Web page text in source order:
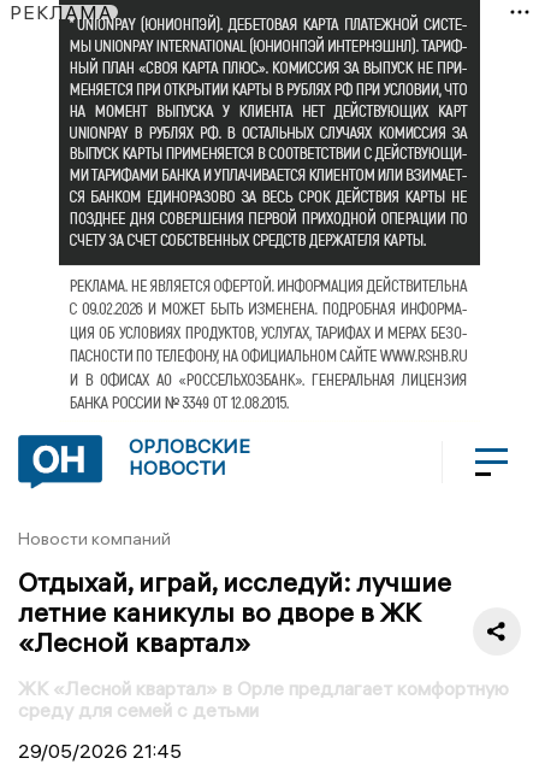
РЕКЛАМА
ОРЛОВСКИЕ
НОВОСТИ
Новости компаний
Отдыхай, играй, исследуй: лучшие
летние каникулы во дворе в ЖК
«Лесной квартал»
ЖК «Лесной квартал» в Орле предлагает комфортную
среду для семей с детьми
29/05/2026 21:45